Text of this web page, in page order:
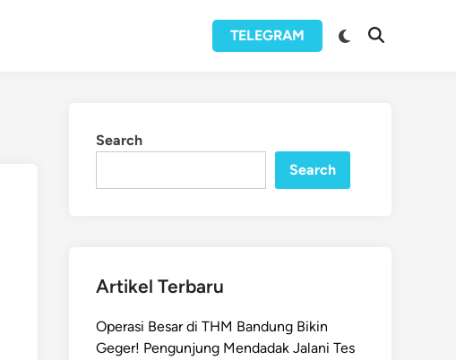
TELEGRAM
Switch
Open
Search
Search
Artikel Terbaru
Operasi Besar di THM Bandung Bikin
Geger! Pengunjung Mendadak Jalani Tes